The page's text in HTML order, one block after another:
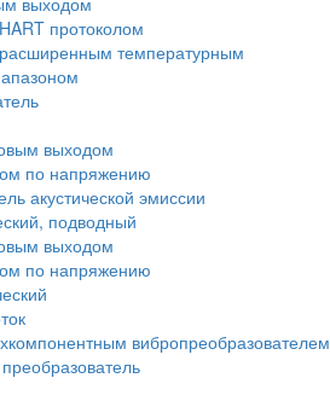
протоколом
температурным
выходом
по напряжению
акустической эмиссии
подводный
выходом
по напряжению
вибропреобразователем